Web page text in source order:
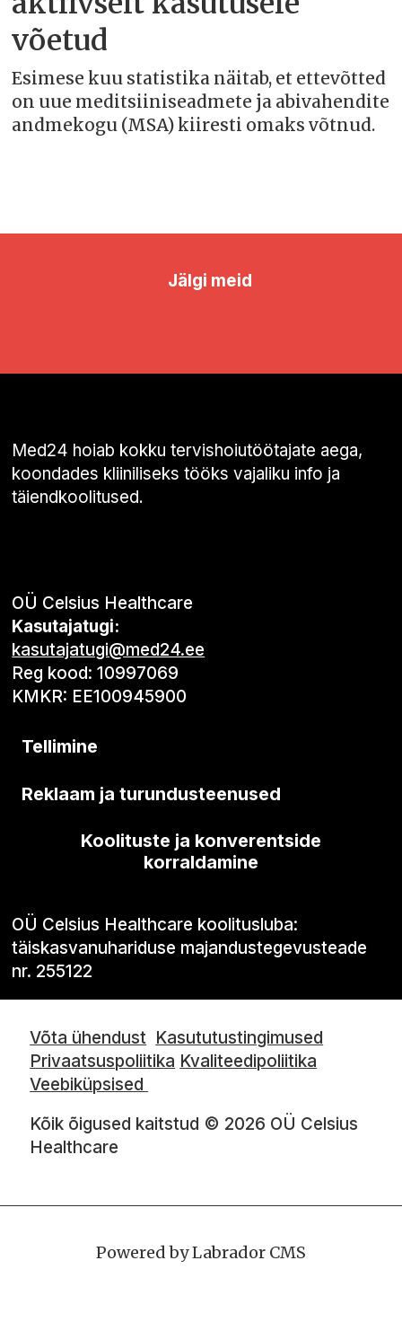
võetud
Esimese kuu statistika näitab, et ettevõtted
on uue meditsiiniseadmete ja abivahendite
andmekogu (MSA) kiiresti omaks võtnud.
Jälgi meid
Med24 hoiab kokku tervishoiutöötajate aega,
koondades kliiniliseks tööks vajaliku info ja
täiendkoolitused.
OÜ Celsius Healthcare
Kasutajatugi:
kasutajatugi@med24.ee
Reg kood: 10997069
KMKR: EE100945900
Tellimine
Reklaam ja turundusteenused
Koolituste ja konverentside
korraldamine
OÜ Celsius Healthcare koolitusluba:
täiskasvanuhariduse majandustegevusteade
nr. 255122
Võta ühendust Kasututustingimused
Privaatsuspoliitika Kvaliteedipoliitika
Veebiküpsised
Kõik õigused kaitstud © 2026 OÜ Celsius
Healthcare
Powered by Labrador CMS